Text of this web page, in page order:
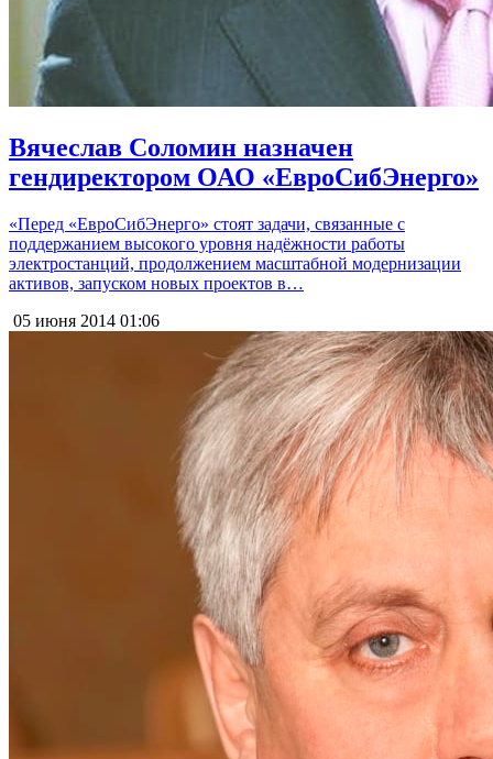
Вячеслав Соломин назначен
гендиректором ОАО «ЕвроСибЭнерго»
«Перед «ЕвроСибЭнерго» стоят задачи, связанные с
поддержанием высокого уровня надёжности работы
электростанций, продолжением масштабной модернизации
активов, запуском новых проектов в…
05 июня 2014 01:06